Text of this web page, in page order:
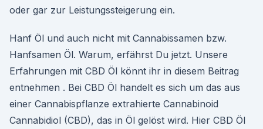
oder gar zur Leistungssteigerung ein.
Hanf Öl und auch nicht mit Cannabissamen bzw.
Hanfsamen Öl. Warum, erfährst Du jetzt. Unsere
Erfahrungen mit CBD Öl könnt ihr in diesem Beitrag
entnehmen . Bei CBD Öl handelt es sich um das aus
einer Cannabispflanze extrahierte Cannabinoid
Cannabidiol (CBD), das in Öl gelöst wird. Hier CBD Öl